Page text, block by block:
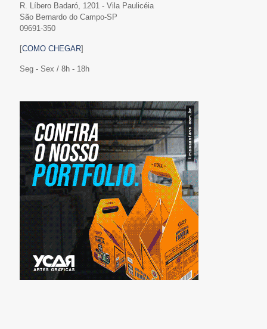
R. Líbero Badaró, 1201 - Vila Paulicéia
São Bernardo do Campo-SP
09691-350
[COMO CHEGAR]
Seg - Sex / 8h - 18h